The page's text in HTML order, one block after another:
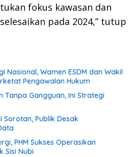
fokus kawasan dan
pada 2024,” tutup
Nasional, Wamen ESDM dan Wakil
Pengawalan Hukum
Tanpa Gangguan, Ini Strategi
Sorotan, Publik Desak
PHM Sukses Operasikan
Sisi Nubi